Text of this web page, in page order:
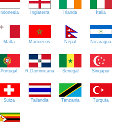
Indonesia Inglaterra Irlanda Italia
Malta Marruecos Nepal Nicaragua
Portugal R.Dominicana Senegal Singapur
Suiza Tailandia Tanzania Turquía